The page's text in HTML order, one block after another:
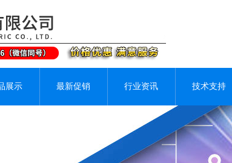
展示 最新促销 行业资讯 技术支持